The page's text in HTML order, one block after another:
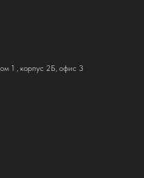
1 , корпус 2Б, офис 3